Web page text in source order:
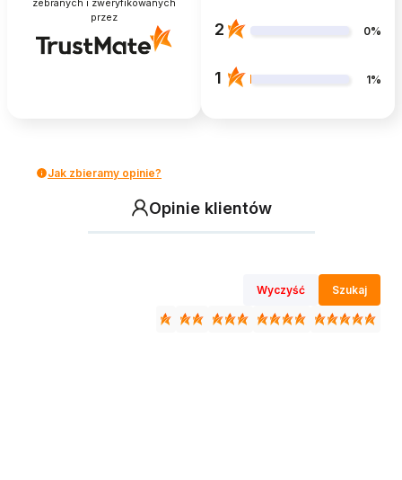
zebranych i zweryfikowanych
przez
2 0%
1 1%
Jak zbieramy opinie?
Opinie klientów
Wyczyść Szukaj